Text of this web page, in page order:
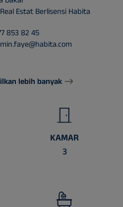
Estat Berlisensi Habita
853 82 45
lebih banyak
KAMAR
3